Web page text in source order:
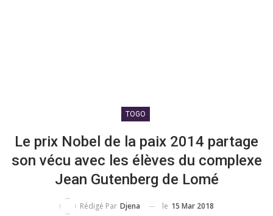
TOGO
Le prix Nobel de la paix 2014 partage
son vécu avec les élèves du complexe
Jean Gutenberg de Lomé
Rédigé Par Djena le 15 Mar 2018